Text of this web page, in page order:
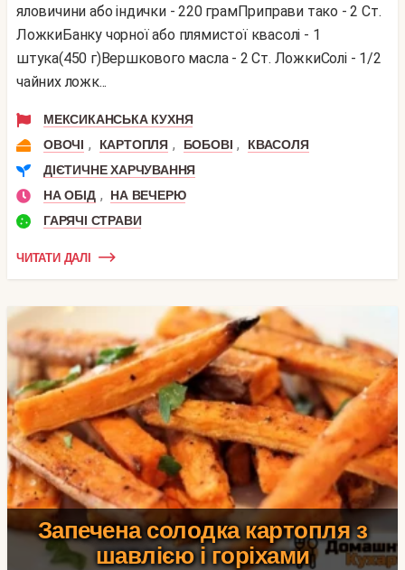
яловичини або індички - 220 грамПриправи тако - 2 Ст.
ЛожкиБанку чорної або плямистої квасолі - 1
штука(450 г)Вершкового масла - 2 Ст. ЛожкиСолі - 1/2
чайних ложк...
МЕКСИКАНСЬКА КУХНЯ
ОВОЧІ , КАРТОПЛЯ , БОБОВІ ,
КВАСОЛЯ
ДІЄТИЧНЕ ХАРЧУВАННЯ
НА ОБІД ,
НА ВЕЧЕРЮ
ГАРЯЧІ СТРАВИ
ЧИТАТИ ДАЛІ
Запечена солодка картопля з
шавлією і горіхами